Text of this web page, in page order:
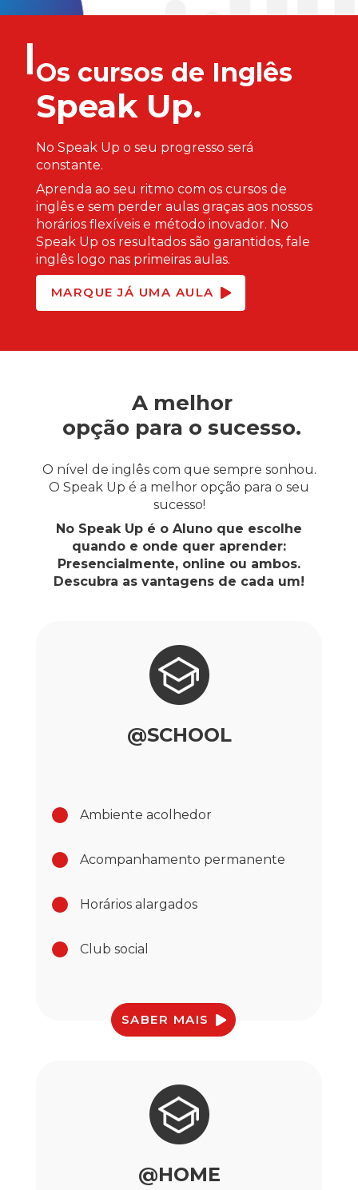
Os cursos de Inglês
Speak Up.
No Speak Up o seu progresso será
constante.
Aprenda ao seu ritmo com os cursos de
inglês e sem perder aulas graças aos nossos
horários flexíveis e método inovador. No
Speak Up os resultados são garantidos, fale
inglês logo nas primeiras aulas.
MARQUE JÁ UMA AULA
A melhor
opção para o sucesso.
O nível de inglês com que sempre sonhou.
O Speak Up é a melhor opção para o seu
sucesso!
No Speak Up é o Aluno que escolhe
quando e onde quer aprender:
Presencialmente, online ou ambos.
Descubra as vantagens de cada um!
@SCHOOL
Ambiente acolhedor
Acompanhamento permanente
Horários alargados
Club social
SABER MAIS
@HOME